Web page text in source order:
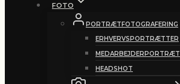
FOTO
PORTRÆTFOTOGRAFERING
ERHVERVSPORTRÆTTER
MEDARBEJDERPORTRÆT
HEADSHOT